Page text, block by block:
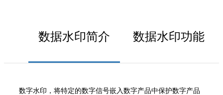
数据水印简介 数据水印功能
数字水印，将特定的数字信号嵌入数字产品中保护数字产品